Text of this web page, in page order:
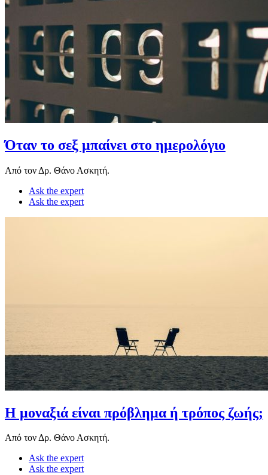
Όταν το σεξ μπαίνει στο ημερολόγιο
Από τον Δρ. Θάνο Ασκητή.
Ask the expert
Ask the expert
Η μοναξιά είναι πρόβλημα ή τρόπος ζωής;
Από τον Δρ. Θάνο Ασκητή.
Ask the expert
Ask the expert